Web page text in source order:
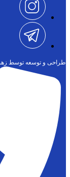
طراحی و توسعه توسط زهرا کیانی